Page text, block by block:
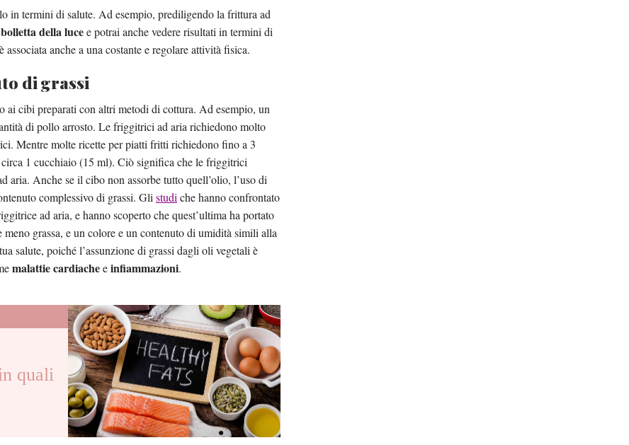
in termini di salute. Ad esempio, prediligendo la frittura ad
della lucee potrai anche vedere risultati in termini di
anche a una costante e regolare attività fisica.
di grassi
ai cibi preparati con altri metodi di cottura. Ad esempio, un
di pollo arrosto. Le friggitrici ad aria richiedono molto
Mentre molte ricette per piatti fritti richiedono fino a 3
1 cucchiaio (15 ml). Ciò significa che le friggitrici
Anche se il cibo non assorbe tutto quell’olio, l’uso di
complessivo di grassi. Gli studi che hanno confrontato
ad aria, e hanno scoperto che quest’ultima ha portato
grassa, e un colore e un contenuto di umidità simili alla
salute, poiché l’assunzione di grassi dagli oli vegetali è
malattie cardiacheeinfiammazioni.
quali